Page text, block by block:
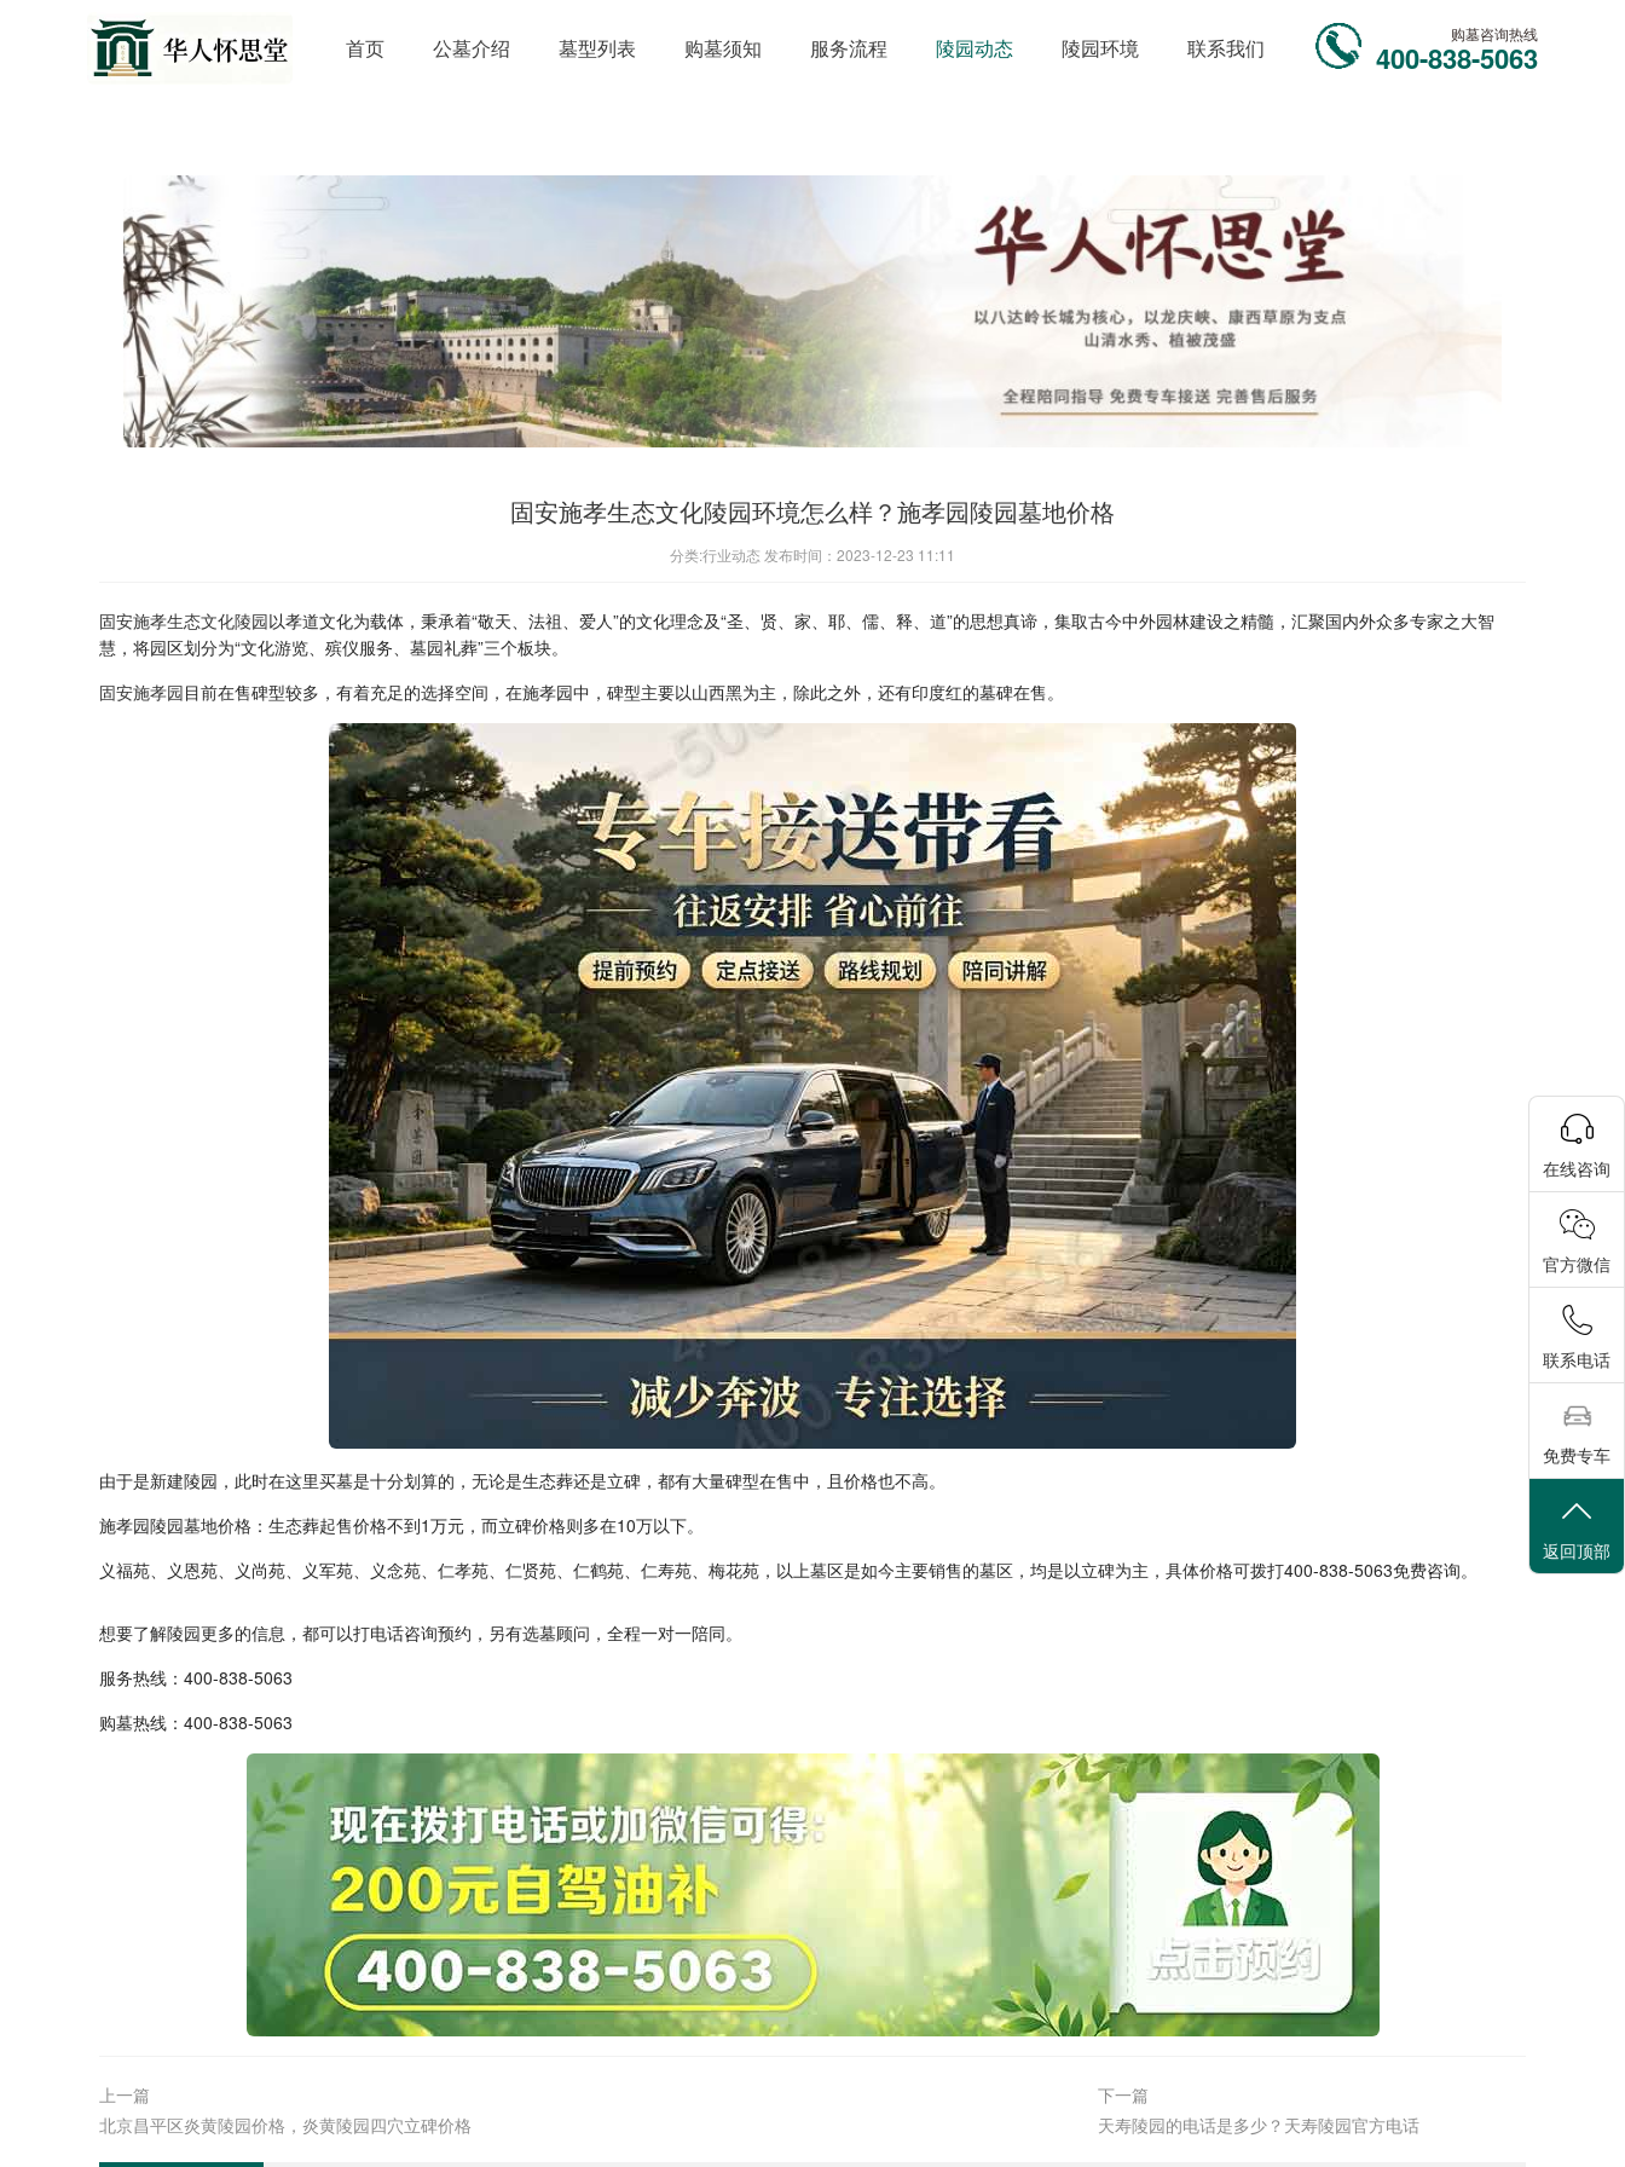
首页 公墓介绍 墓型列表 购墓须知 服务流程 陵园动态 陵园环境 联系我们
购墓咨询热线
400-838-5063
固安施孝生态文化陵园环境怎么样？施孝园陵园墓地价格
分类:行业动态 发布时间：2023-12-23 11:11
固安施孝生态文化陵园以孝道文化为载体，秉承着“敬天、法祖、爱人”的文化理念及“圣、贤、家、耶、儒、释、道”的思想真谛，集取古今中外园林建设之精髓，汇聚国内外众多专家之大智
慧，将园区划分为“文化游览、殡仪服务、墓园礼葬”三个板块。
固安施孝园目前在售碑型较多，有着充足的选择空间，在施孝园中，碑型主要以山西黑为主，除此之外，还有印度红的墓碑在售。
由于是新建陵园，此时在这里买墓是十分划算的，无论是生态葬还是立碑，都有大量碑型在售中，且价格也不高。
施孝园陵园墓地价格 ： 生态葬起售价格不到1万元，而立碑价格则多在10万以下。
义福苑、义恩苑、义尚苑、义军苑、义念苑、仁孝苑、仁贤苑、仁鹤苑、仁寿苑、梅花苑，以上墓区是如今主要销售的墓区，均是以立碑为主，具体价格可拨打400-838-5063免费咨询。
想要了解陵园更多的信息，都可以打电话咨询预约，另有选墓顾问，全程一对一陪同。
服务热线： 400-838-5063
购墓热线：400-838-5063
上一篇
北京昌平区炎黄陵园价格，炎黄陵园四穴立碑价格
下一篇
天寿陵园的电话是多少？天寿陵园官方电话
在线咨询
官方微信
联系电话
免费专车
返回顶部